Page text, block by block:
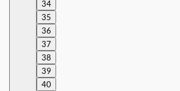
34
35
36
37
38
39
40